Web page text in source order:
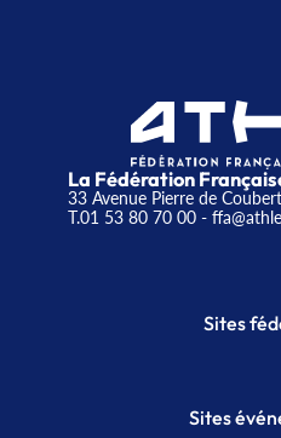
La Fédération
33 Avenue Pierre de
T.01 53 80 70 00-
Sites
Plateforme
Sites